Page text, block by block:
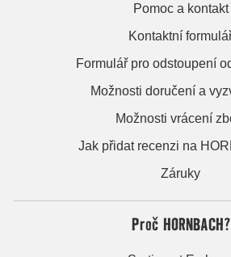
Pomoc a kontakt
Kontaktní
Formulář pro odstoupení
Možnosti doručení a
Možnosti vrácení
Jak přidat recenzi na
Záruky
Proč HORNBACH?